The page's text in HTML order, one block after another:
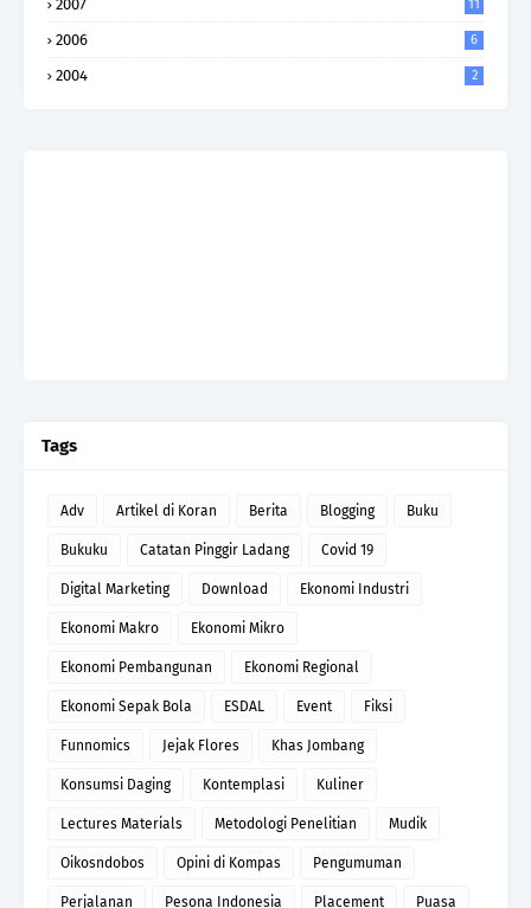
2007 11
2006 6
2004 2
Tags
Adv Artikel di Koran Berita Blogging Buku
Bukuku Catatan Pinggir Ladang Covid 19
Digital Marketing Download Ekonomi Industri
Ekonomi Makro Ekonomi Mikro
Ekonomi Pembangunan Ekonomi Regional
Ekonomi Sepak Bola ESDAL Event Fiksi
Funnomics Jejak Flores Khas Jombang
Konsumsi Daging Kontemplasi Kuliner
Lectures Materials Metodologi Penelitian Mudik
Oikosndobos Opini di Kompas Pengumuman
Perjalanan Pesona Indonesia Placement Puasa